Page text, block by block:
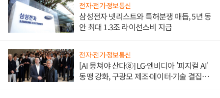
전자·전기·정보통신
삼성전자 넷리스트와 특허분쟁 매듭, 5년 동
안 최대 1.3조 라이선스비 지급
전자·전기·정보통신
[AI 뭉쳐야 산다⑧] LG·엔비디아 '피지컬 AI'
동맹 강화, 구광모 제조·데이터·기술 결집